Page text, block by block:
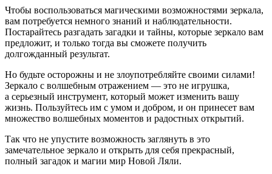
Чтобы воспользоваться магическими возможностями зеркала,
вам потребуется немного знаний и наблюдательности.
Постарайтесь разгадать загадки и тайны, которые зеркало вам
предложит, и только тогда вы сможете получить
долгожданный результат.
Но будьте осторожны и не злоупотребляйте своими силами!
Зеркало с волшебным отражением — это не игрушка,
а серьезный инструмент, который может изменить вашу
жизнь. Пользуйтесь им с умом и добром, и он принесет вам
множество волшебных моментов и радостных открытий.
Так что не упустите возможность заглянуть в это
замечательное зеркало и открыть для себя прекрасный,
полный загадок и магии мир Новой Ляли.